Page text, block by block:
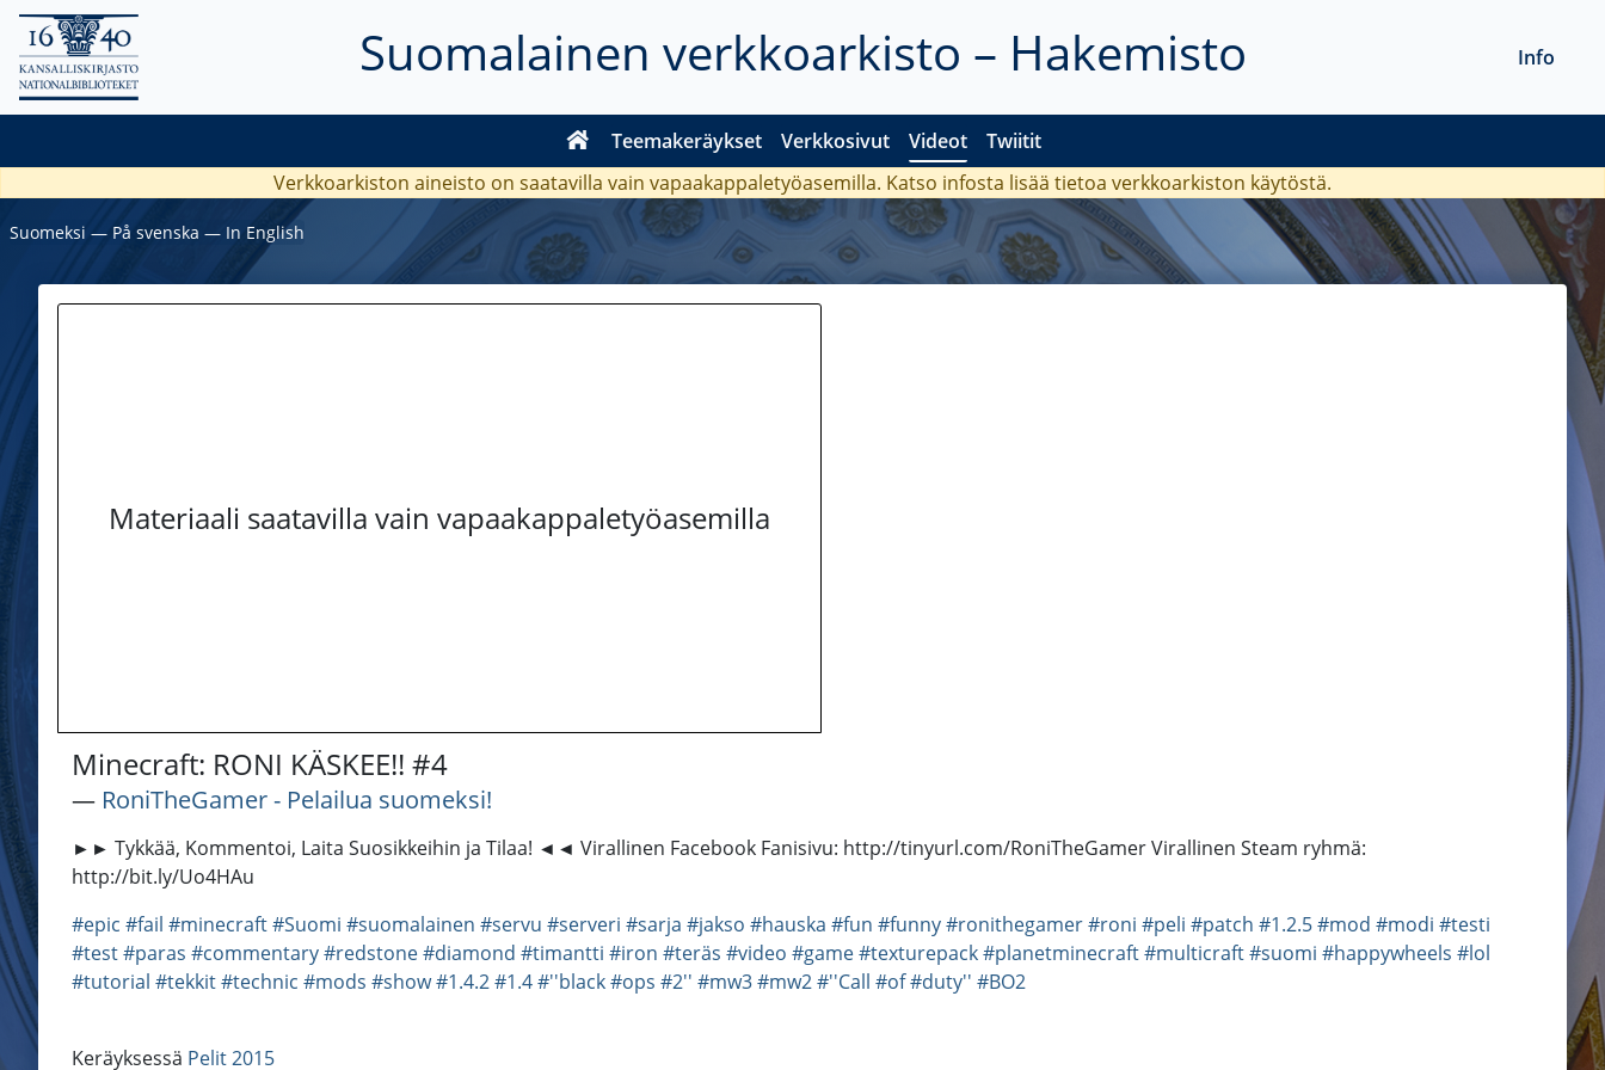
Suomalainen verkkoarkisto – Hakemisto
Teemakeräykset Verkkosivut Videot Twiitit
Info
Verkkoarkiston aineisto on saatavilla vain vapaakappaletyöasemilla. Katso infosta lisää tietoa verkkoarkiston käytöstä.
Suomeksi ― På svenska ― In English
Materiaali saatavilla vain vapaakappaletyöasemilla
Minecraft: RONI KÄSKEE!! #4
― RoniTheGamer - Pelailua suomeksi!
►► Tykkää, Kommentoi, Laita Suosikkeihin ja Tilaa! ◄◄ Virallinen Facebook Fanisivu: http://tinyurl.com/RoniTheGamer Virallinen Steam ryhmä:
http://bit.ly/Uo4HAu
#epic #fail #minecraft#Suomi #suomalainen #servu #serveri #sarja #jakso #hauska #fun #funny#ronithegamer#roni #peli #patch #1.2.5#mod #modi #testi
#test#paras #commentary#redstone#diamond #timantti #iron #teräs #video #game#texturepack#planetminecraft#multicraft#suomi #happywheels #lol
#tutorial #tekkit#technic #mods #show#1.4.2#1.4#''black#ops #2'' #mw3#mw2#''Call #of#duty'' #BO2
Keräyksessä Pelit 2015